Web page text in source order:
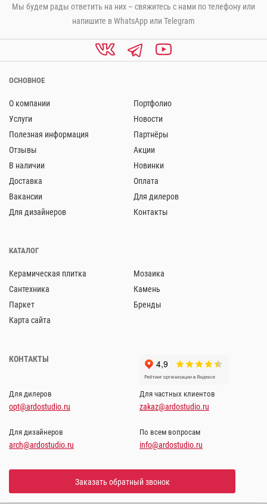
Мы будем рады ответить на них – свяжитесь с нами по телефону или
напишите в WhatsApp или Telegram
ОСНОВНОЕ
О компании
Портфолио
Услуги
Новости
Полезная информация
Партнёры
Отзывы
Акции
В наличии
Новинки
Доставка
Оплата
Вакансии
Для дилеров
Для дизайнеров
Контакты
КАТАЛОГ
Керамическая плитка
Мозаика
Сантехника
Камень
Паркет
Бренды
Карта сайта
КОНТАКТЫ
Для дилеров
opt@ardostudio.ru
Для частных клиентов
zakaz@ardostudio.ru
Для дизайнеров
arch@ardostudio.ru
По всем вопросам
info@ardostudio.ru
Заказать обратный звонок